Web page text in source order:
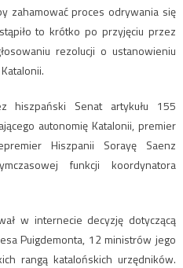
zahamować proces odrywania się
to krótko po przyjęciu przez
rezolucji o ustanowieniu
hiszpański Senat artykułu 155
autonomię Katalonii, premier
Hiszpanii Sorayę Saenz
funkcji koordynatora
w internecie decyzję dotyczącą
Puigdemonta, 12 ministrów jego
rangą katalońskich urzędników.